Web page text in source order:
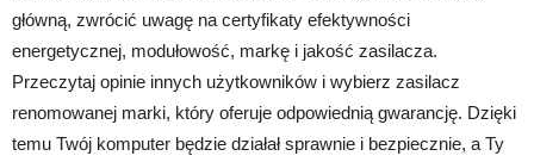
główną, zwrócić uwagę na certyfikaty efektywności
energetycznej, modułowość, markę i jakość zasilacza.
Przeczytaj opinie innych użytkowników i wybierz zasilacz
renomowanej marki, który oferuje odpowiednią gwarancję. Dzięki
temu Twój komputer będzie działał sprawnie i bezpiecznie, a Ty